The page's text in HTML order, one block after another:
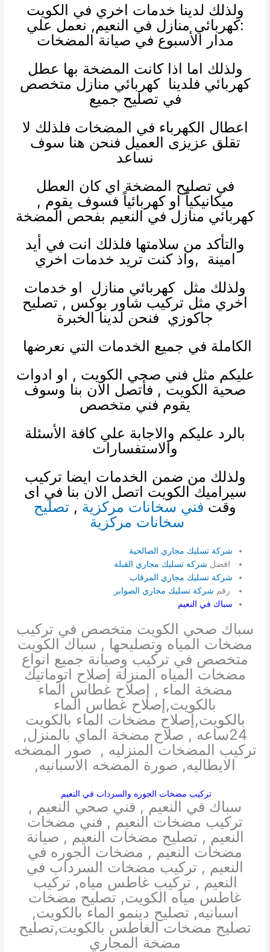
ولذلك لدينا خدمات اخري في الكويت
:كهربائي منازل في النعيم, نعمل علي
مدار الأسبوع في صيانة المضخات
ولذلك اما اذا كانت المضخة بها عطل
كهربائي فلديناكهربائي منازل متخصص
في تصليح جميع
اعطال الكهرباء في المضخات فلذلك لا
تقلق عزيزى العميل فنحن هنا سوف
نساعد
في تصليح المضخة اي كان العطل
ميكانيكياً او كهربائياً فسوف يقوم ,
كهربائي منازلفي النعيم بفحص المضخة
والتأكد من سلامتها فلذلك انت في أيد
امينة ,واذ كنت تريد خدمات اخري
ولذلك مثلكهربائي منازل او خدمات
اخري مثل تركيب شاور بوكس , تصليح
جاكوزي فنحن لدينا الخبرة
الكاملة في جميع الخدمات التي نعرضها
عليكم مثل فني صحي الكويت , او ادوات
صحية الكويت , فأتصل الان بنا وسوف
يقوم فني متخصص
بالرد عليكم والاجابة علي كافة الأسئلة
والاستفسارات
ولذلك من ضمن الخدمات ايضا تركيب
سيراميك الكويت اتصل الان بنا في اى
وقت فني سخانات مركزية , تصليح
سخانات مركزية
شركة تسليك مجاري الصالحية
افضل شركة تسليك مجاري القبلة
شركة تسليك مجاري المرقاب
رقم شركة تسليك مجاري الصوابر
سباك في النعيم
سباك صحي الكويت متخصص في تركيب
مضخات المياه وتصليحها , سباك الكويت
متخصص في تركيب وصيانة جميع انواع
مضخات المياه المنزلة إصلاح اتوماتيك
مضخة الماء , إصلاح غطاس الماء
بالكويت,إصلاح غطاس الماء
بالكويت,إصلاح مضخات الماء بالكويت
24ساعه , صلاح مضخة الماي بالمنزل,
تركيب المضخات المنزليه , صور المضخه
الايطاليه, صورة المضخه الاسبانيه,
تركيب مضخات الجوره والسرداب في النعيم
سباك في النعيم , فني صحي النعيم ,
تركيب مضخات النعيم , فني مضخات
النعيم , تصليح مضخات النعيم , صيانة
مضخات النعيم , مضخات الجوره في
النعيم , تركيب مضخات السرداب في
النعيم , تركيب غاطس مياه, تركيب
غاطس مياه الكويت, تصليح مضخات
اسبانيه, تصليح دينمو الماء بالكويت,
تصليح مضخات الغاطس بالكويت,تصليح
مضخة المجاري